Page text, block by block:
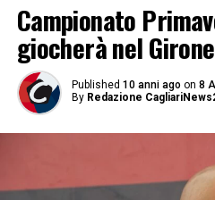
Campionato
giocherà nel
Published 10 anni ago on 8
By Redazione